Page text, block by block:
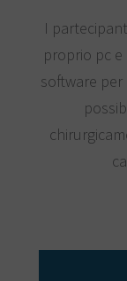
I
proprio pc
software per